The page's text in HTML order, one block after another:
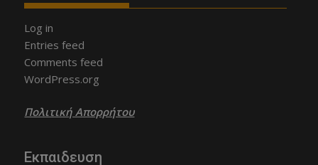
Log in
Entries feed
Comments feed
WordPress.org
Πολιτική Απορρήτου
Εκπαιδευση